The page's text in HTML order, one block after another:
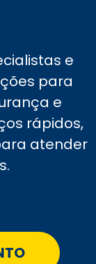
e
para
e
rápidos,
atender